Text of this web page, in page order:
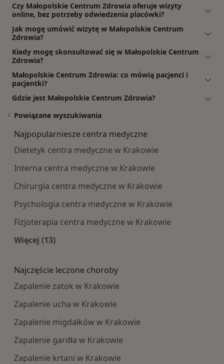
Czy Małopolskie Centrum Zdrowia oferuje wizyty
online, bez potrzeby odwiedzenia placówki?
Jak mogę umówić wizytę w Małopolskie Centrum
Zdrowia?
Kiedy mogę skonsultować się w Małopolskie Centrum
Zdrowia?
Małopolskie Centrum Zdrowia: co mówią pacjenci i
pacjentki?
Gdzie jest Małopolskie Centrum Zdrowia?
Powiązane wyszukiwania
Najpopularniesze centra medyczne
Dietetyk centra medyczne w Krakowie
Interna centra medyczne w Krakowie
Chirurgia centra medyczne w Krakowie
Psychologia centra medyczne w Krakowie
Fizjoterapia centra medyczne w Krakowie
Więcej (13)
Najczęście leczone choroby
Zapalenie zatok w Krakowie
Zapalenie ucha w Krakowie
Zapalenie migdałków w Krakowie
Zapalenie gardła w Krakowie
Zapalenie krtani w Krakowie